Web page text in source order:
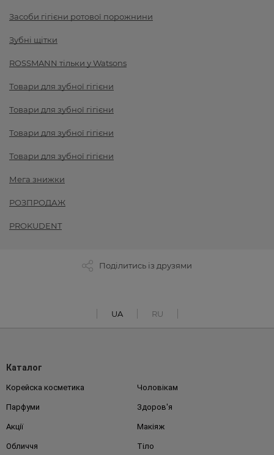
Засоби гігієни ротової порожнини
Зубні щітки
ROSSMANN тільки у Watsons
Товари для зубної гігієни
Товари для зубної гігієни
Товари для зубної гігієни
Товари для зубної гігієни
Мега знижки
РОЗПРОДАЖ
PROKUDENT
Поділитись із друзями
UA RU
Каталог
Корейска косметика Чоловікам
Парфуми Здоров'я
Акції Макіяж
Обличчя Тіло